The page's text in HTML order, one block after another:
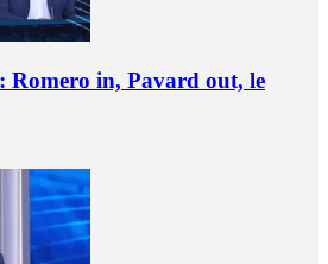
Romero in, Pavard out, le